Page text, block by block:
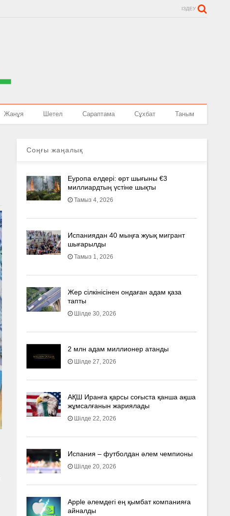
ІЗДЕУ
Жанұя Шетел Сараптама Сұхбат Таным
Соңғы жаңалық
Еуропа елдері: өрт шығыны €3
миллиардтың үстіне шықты
Тамыз 4, 2026
Испаниядан 40 мыңға жуық мигрант
шығарылды
Тамыз 1, 2026
Жер сілкінісінен ондаған адам қаза
тапты
Шілде 30, 2026
2 млн адам миллионер атанды
Шілде 27, 2026
АҚШ Иранға қарсы соғыста қанша ақша
жұмсалғанын жариялады
Шілде 22, 2026
Испания – футболдан әлем чемпионы
Шілде 20, 2026
Apple әлемдегі ең қымбат компанияға
айналды